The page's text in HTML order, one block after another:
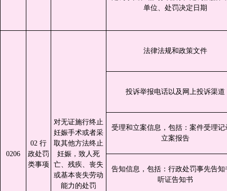
单位、处罚决定日期
0206
02 行
政处罚
类事项
对无证施行终止
妊娠手术或者采
取其他方法终止
妊娠，致人死
亡、残疾、丧失
或基本丧失劳动
能力的处罚
法律法规和政策文件
投诉举报电话以及网上投诉渠道
受理和立案信息，包括：案件受理记
立案报告
告知信息，包括：行政处罚事先告知
听证告知书